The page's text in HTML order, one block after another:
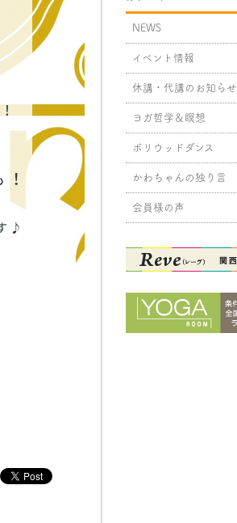
NEWS
イベント情報
休講・代講のお知らせ
ヨガ哲学＆瞑想
ボリウッドダンス
かわちゃんの独り言
会員様の声